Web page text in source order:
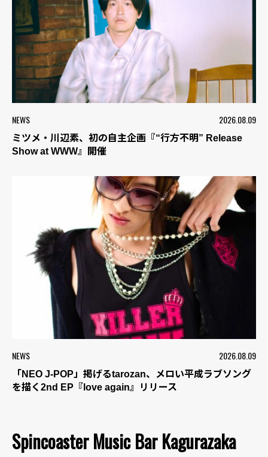
NEWS 2026.08.09
ミツメ・川辺素、初の自主企画『“行方不明” Release
Show at WWW』開催
NEWS 2026.08.09
「NEO J-POP」掲げるtarozan、メロい平成ラブソング
を描く2nd EP『love again』リリース
Spincoaster Music Bar Kagurazaka